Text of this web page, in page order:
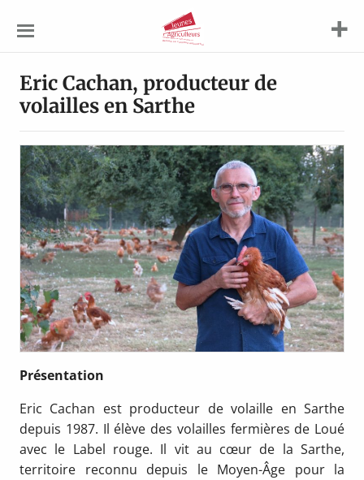
Agriculteurs
Eric Cachan, producteur de
volailles en Sarthe
Présentation
Eric Cachan est producteur de volaille en Sarthe
depuis 1987. Il élève des volailles fermières de Loué
avec le Label rouge. Il vit au cœur de la Sarthe,
territoire reconnu depuis le Moyen-Âge pour la